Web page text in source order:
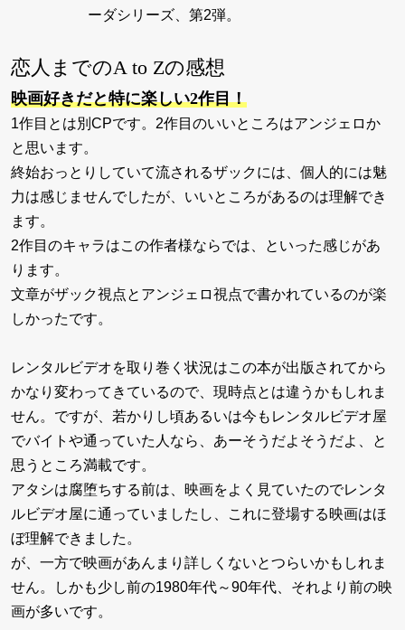
ーダシリーズ、第2弾。
恋人までのA to Zの感想
映画好きだと特に楽しい2作目！
1作目とは別CPです。2作目のいいところはアンジェロか
と思います。
終始おっとりしていて流されるザックには、個人的には魅
力は感じませんでしたが、いいところがあるのは理解でき
ます。
2作目のキャラはこの作者様ならでは、といった感じがあ
ります。
文章がザック視点とアンジェロ視点で書かれているのが楽
しかったです。
レンタルビデオを取り巻く状況はこの本が出版されてから
かなり変わってきているので、現時点とは違うかもしれま
せん。ですが、若かりし頃あるいは今もレンタルビデオ屋
でバイトや通っていた人なら、あーそうだよそうだよ、と
思うところ満載です。
アタシは腐堕ちする前は、映画をよく見ていたのでレンタ
ルビデオ屋に通っていましたし、これに登場する映画はほ
ぼ理解できました。
が、一方で映画があんまり詳しくないとつらいかもしれま
せん。しかも少し前の1980年代～90年代、それより前の映
画が多いです。